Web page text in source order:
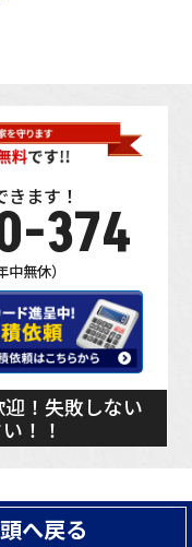
ます！
374
無休）
！失敗しない
！！
へ戻る